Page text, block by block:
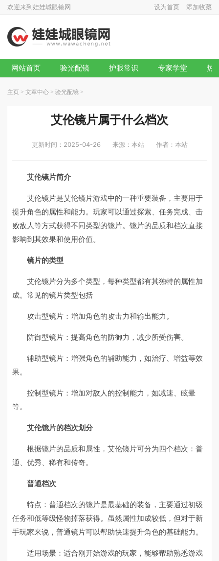
欢迎来到娃娃城眼镜网 设为首页 添加收藏
网站首页 验光配镜 护眼常识 专家学堂 热
主页 > 文章中心 > 验光配镜 >
艾伦镜片属于什么档次
更新时间：2025-04-26 来源：本站 作者：本站
艾伦镜片简介
艾伦镜片是艾伦镜片游戏中的一种重要装备，主要用于
提升角色的属性和能力。玩家可以通过探索、任务完成、击
败敌人等方式获得不同类型的镜片。镜片的品质和档次直接
影响到其效果和使用价值。
镜片的类型
艾伦镜片分为多个类型，每种类型都有其独特的属性加
成。常见的镜片类型包括
攻击型镜片：增加角色的攻击力和输出能力。
防御型镜片：提高角色的防御力，减少所受伤害。
辅助型镜片：增强角色的辅助能力，如治疗、增益等效
果。
控制型镜片：增加对敌人的控制能力，如减速、眩晕
等。
艾伦镜片的档次划分
根据镜片的品质和属性，艾伦镜片可分为四个档次：普
通、优秀、稀有和传奇。
普通档次
特点：普通档次的镜片是最基础的装备，主要通过初级
任务和低等级怪物掉落获得。虽然属性加成较低，但对于新
手玩家来说，普通镜片可以帮助快速提升角色的基础能力。
适用场景：适合刚开始游戏的玩家，能够帮助熟悉游戏